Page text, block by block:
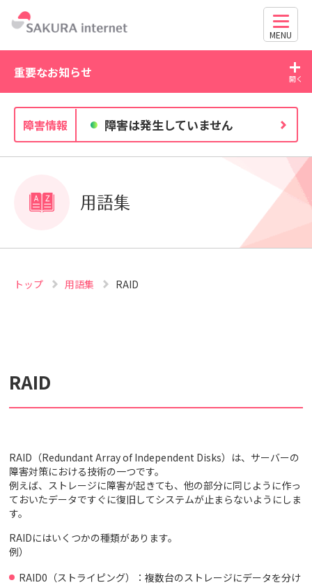
MENU
個人情報保護のため、お名前や連絡先、会員IDを入力しないでください。
サイト内検索について
重要なお知らせ
2026/07/21
WordPress の脆弱性にご注意ください（CVE-2026-
障害情報 障害は発生していません
用語集
トップ 用語集 RAID
RAID
RAID（Redundant Array of Independent Disks）は、サーバーの
障害対策における技術の一つです。
例えば、ストレージに障害が起きても、他の部分に同じように作っ
ておいたデータですぐに復旧してシステムが止まらないようにしま
す。
RAIDにはいくつかの種類があります。
例）
RAID0（ストライピング）：複数台のストレージにデータを分け